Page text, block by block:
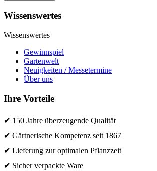
Wissenswertes
Wissenswertes
Gewinnspiel
Gartenwelt
Neuigkeiten / Messetermine
Über uns
Ihre Vorteile
✔ 150 Jahre überzeugende Qualität
✔ Gärtnerische Kompetenz seit 1867
✔ Lieferung zur optimalen Pflanzzeit
✔ Sicher verpackte Ware